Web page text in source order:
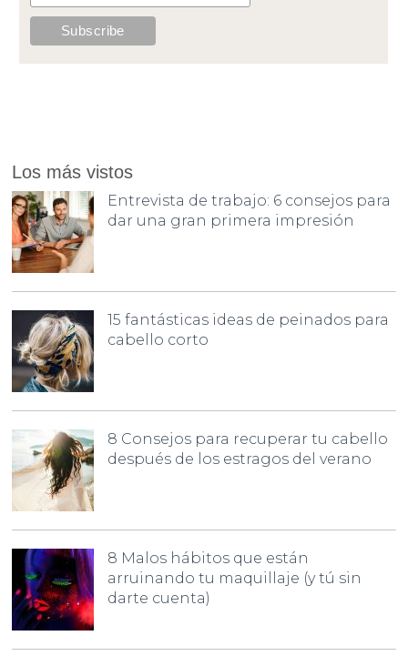
Los más vistos
Entrevista de trabajo: 6 consejos para
dar una gran primera impresión
15 fantásticas ideas de peinados para
cabello corto
8 Consejos para recuperar tu cabello
después de los estragos del verano
8 Malos hábitos que están
arruinando tu maquillaje (y tú sin
darte cuenta)